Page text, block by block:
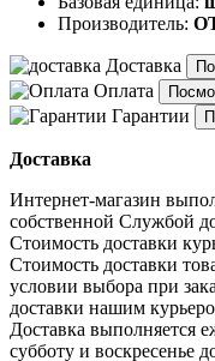
Производитель:
Доставка
Оплата
Гарантии
Доставка
Интернет-магазин
собственной Службой
Стоимость доставки
Стоимость доставки
условии выбора при
доставки нашим
Доставка выполняется
субботу и воскресенье